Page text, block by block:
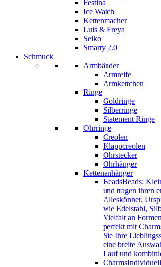
Festina
Ice Watch
Kettenmacher
Luis & Freya
Seiko
Smarty 2.0
Schmuck
Armbänder
Armreife
Armkettchen
Ringe
Goldringe
Silberringe
Statement Ringe
Ohrringe
Creolen
Klappcreolen
Ohrstecker
Ohrhänger
Kettenanhänger
BeadsBeads:
und tragen ihren
Alleskönner.
wie Edelstahl,
Vielfalt an
perfekt mit
Sie Ihre
eine breite
Lauf und
Charms